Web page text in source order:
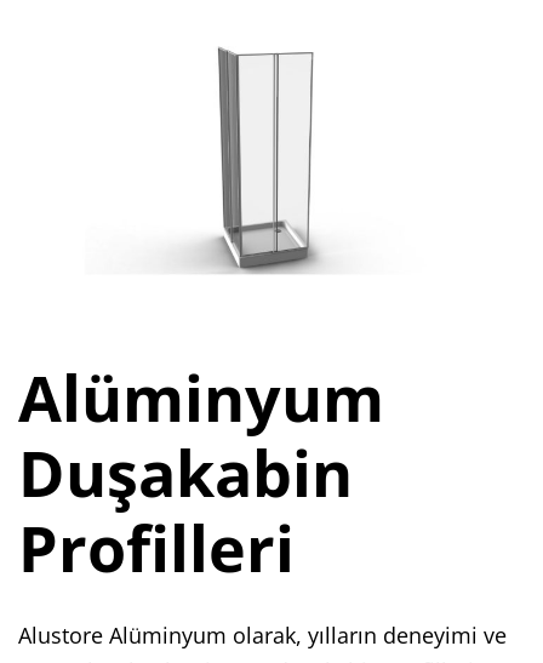
Alüminyum
Duşakabin
Profilleri
Alustore Alüminyum olarak, yılların deneyimi ve